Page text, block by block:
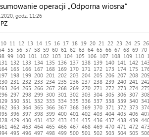
operacji „Odporna wiosna”
godz. 11:26
10 11 12 13 14 15 16 17 18 19 20 21 22 23 24 25
26
55 56 57 58 59 60 61 62 63 64 65 66 67 68 69 70
99 100 101 102 103 104 105 106 107 108 109 110
132 133 134 135 136 137 138 139 140 141 142
165 166 167 168 169 170 171 172 173 174 175
198 199 200 201 202 203 204 205 206 207 208
231 232 233 234 235 236 237 238 239 240 241
264 265 266 267 268 269 270 271 272 273 274
297 298 299 300 301 302 303 304 305 306 307
330 331 332 333 334 335 336 337 338 339 340
363 364 365 366 367 368 369 370 371 372 373
396 397 398 399 400 401 402 403 404 405 406
429 430 431 432 433 434 435 436 437 438 439
462 463 464 465 466 467 468 469 470 471 472
495 496 497 498 499 500 501 502 503 504 505